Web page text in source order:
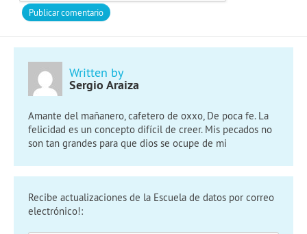
Written by
Sergio Araiza
Amante del mañanero, cafetero de oxxo, De poca fe. La
felicidad es un concepto difícil de creer. Mis pecados no
son tan grandes para que dios se ocupe de mi
Recibe actualizaciones de la Escuela de datos por correo
electrónico!: